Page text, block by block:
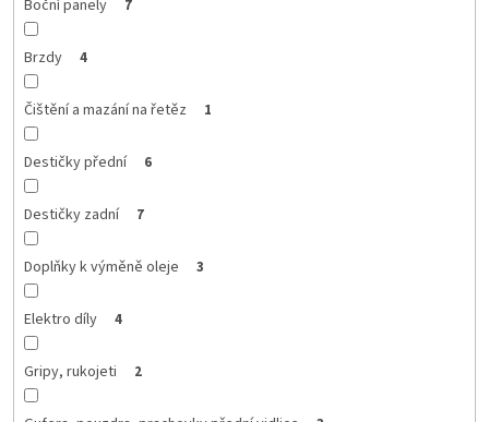
Boční panely 7
Brzdy 4
Čištění a mazání na řetěz 1
Destičky přední 6
Destičky zadní 7
Doplňky k výměně oleje 3
Elektro díly 4
Gripy, rukojeti 2